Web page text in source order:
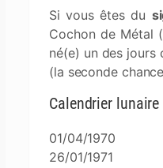
Si vous êtes du
Cochon de Métal
né(e) un des
(la seconde
Calendrier
01/04/1970
26/01/1971